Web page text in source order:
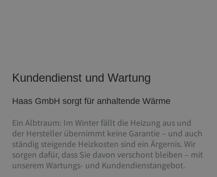
Kundendienst und Wartung
Haas GmbH sorgt für anhaltende Wärme
Ein Albtraum: Im Winter fällt die Heizung aus und
der Hersteller übernimmt keine Garantie – und auch
ständig steigende Heizkosten sind ein Ärgernis. Wir
sorgen dafür, dass Sie davon verschont bleiben – mit
unserem Wartungs- und Kundendienstangebot.